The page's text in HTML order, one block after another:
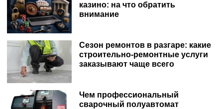
казино: на что обратить
внимание
Сезон ремонтов в разгаре: какие
строительно-ремонтные услуги
заказывают чаще всего
Чем профессиональный
сварочный полуавтомат